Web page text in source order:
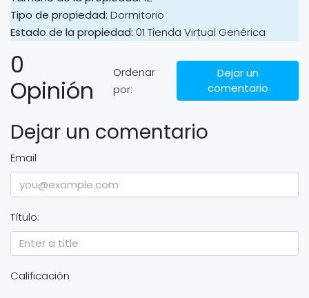
Tipo de propiedad: Dormitorio
Estado de la propiedad: 01 Tienda Virtual Genérica
0
Opinión
Ordenar
por:
Dejar un
comentario
Dejar un comentario
Email
Título:
Calificación